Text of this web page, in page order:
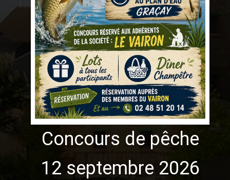
Concours de pêche
12 septembre 2026